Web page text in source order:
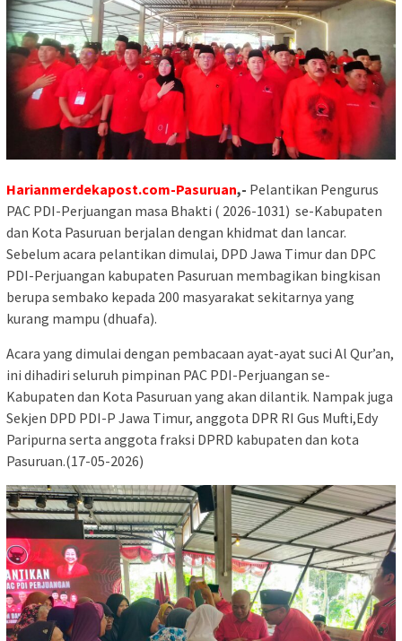
Harianmerdekapost.com-Pasuruan,- Pelantikan Pengurus
PAC PDI-Perjuangan masa Bhakti ( 2026-1031) se-Kabupaten
dan Kota Pasuruan berjalan dengan khidmat dan lancar.
Sebelum acara pelantikan dimulai, DPD Jawa Timur dan DPC
PDI-Perjuangan kabupaten Pasuruan membagikan bingkisan
berupa sembako kepada 200 masyarakat sekitarnya yang
kurang mampu (dhuafa).
Acara yang dimulai dengan pembacaan ayat-ayat suci Al Qur’an,
ini dihadiri seluruh pimpinan PAC PDI-Perjuangan se-
Kabupaten dan Kota Pasuruan yang akan dilantik. Nampak juga
Sekjen DPD PDI-P Jawa Timur, anggota DPR RI Gus Mufti,Edy
Paripurna serta anggota fraksi DPRD kabupaten dan kota
Pasuruan.(17-05-2026)